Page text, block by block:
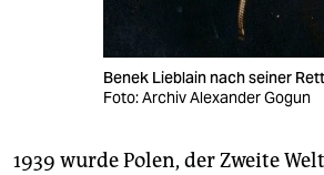
Benek Lieblain nach seiner
Foto: Archiv Alexander Gogun
1939 wurde Polen, der Zweite